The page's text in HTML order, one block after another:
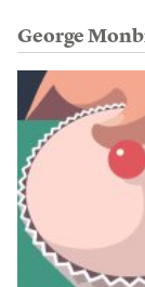
George